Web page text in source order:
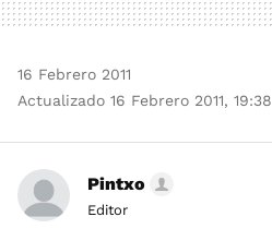
16 Febrero 2011
Actualizado 16 Febrero 2011, 19:38
Pintxo
Editor